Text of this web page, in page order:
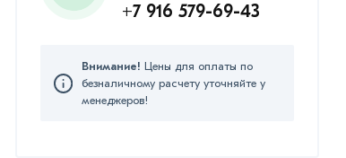
+7 916 579-69-43
Внимание! Цены для оплаты по
безналичному расчету уточняйте у
менеджеров!